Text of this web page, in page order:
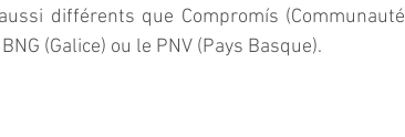
différents que Compromís (Communauté
(Galice) ou le PNV (Pays Basque).